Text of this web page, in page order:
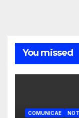
You missed
COMUNICAE